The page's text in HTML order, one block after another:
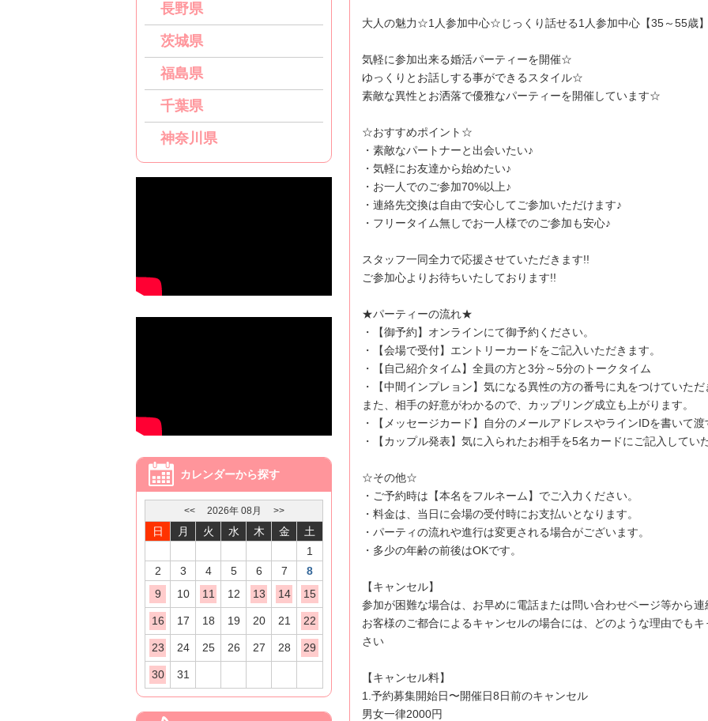
長野県
茨城県
福島県
千葉県
神奈川県
カレンダーから探す
<< 2026年 08 月 >>
日 月 火 水 木 金
土
1
2
3 4 5 6 7
8
9
10 11 12 13 14 15
16 17 18 19 20 21 22
23 24 25 26 27 28 29
30 31
大人の魅力☆1人参加中心☆じっくり話せる1人参加中心【35～55歳
気軽に参加出来る婚活パーティーを開催☆
ゆっくりとお話しする事ができるスタイル☆
素敵な異性とお洒落で優雅なパーティーを開催しています☆
☆おすすめポイント☆
・素敵なパートナーと出会いたい♪
・気軽にお友達から始めたい♪
・お一人でのご参加70%以上♪
・連絡先交換は自由で安心してご参加いただけます♪
・フリータイム無しでお一人様でのご参加も安心♪
スタッフ一同全力で応援させていただきます!!
ご参加心よりお待ちいたしております!!
★パーティーの流れ★
・【御予約】オンラインにて御予約ください。
・【会場で受付】エントリーカードをご記入いただきます。
・【自己紹介タイム】全員の方と3分～5分のトークタイム
・【中間インプレョン】気になる異性の方の番号に丸をつけていただ
また、相手の好意がわかるので、カップリング成立も上がります。
・【メッセージカード】自分のメールアドレスやラインIDを書いて
・【カップル発表】気に入られたお相手を5名カードにご記入して
☆その他☆
・ご予約時は【本名をフルネーム】でご入力ください。
・料金は、当日に会場の受付時にお支払いとなります。
・パーティの流れや進行は変更される場合がございます。
・多少の年齢の前後はOKです。
【キャンセル】
参加が困難な場合は、お早めに電話または問い合わせページ等から
お客様のご都合によるキャンセルの場合には、どのような理由でも
さい
【キャンセル料】
1.予約募集開始日〜開催日8日前のキャンセル
男女一律2000円